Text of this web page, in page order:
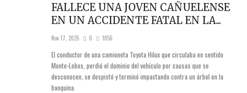
FALLECE UNA JOVEN CAÑUELENSE
EN UN ACCIDENTE FATAL EN LA...
Nov 17, 2025 0 1056
El conductor de una camioneta Toyota Hilux que circulaba en sentido
Monte-Lobos, perdió el dominio del vehículo por causas que se
desconocen, se despistó y terminó impactando contra un árbol en la
banquina.